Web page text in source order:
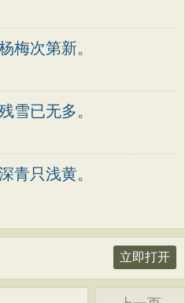
梅次第新。
雪已无多。
青只浅黄。
立即打开